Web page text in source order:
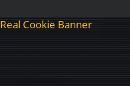
Cookie Banner